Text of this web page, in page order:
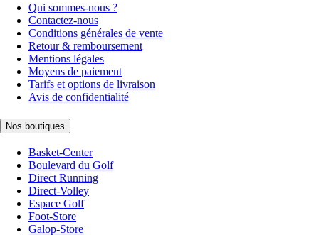
Qui sommes-nous ?
Contactez-nous
Conditions générales de vente
Retour & remboursement
Mentions légales
Moyens de paiement
Tarifs et options de livraison
Avis de confidentialité
Nos boutiques
Basket-Center
Boulevard du Golf
Direct Running
Direct-Volley
Espace Golf
Foot-Store
Galop-Store